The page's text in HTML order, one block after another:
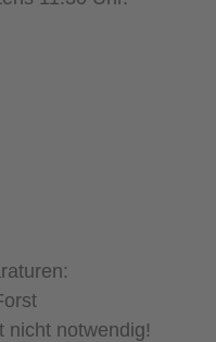
nicht notwendig!